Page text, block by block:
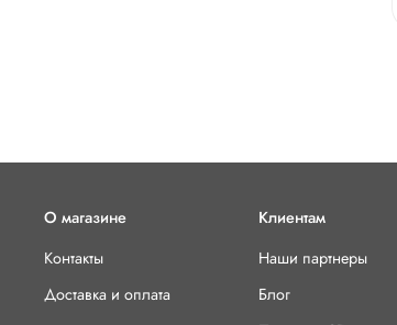
О магазине
Контакты
Доставка и оплата
Клиентам
Наши партнеры
Блог